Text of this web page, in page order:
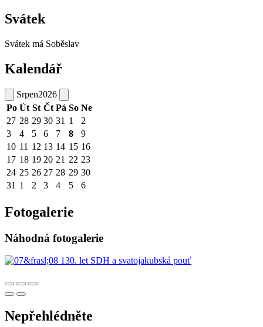
Svátek
Svátek má Soběslav
Kalendář
Srpen2026
Po Út St Čt Pá So Ne
27 28 29 30 31 1
2
3
4 5 6 7 8
9
10 11 12 13 14 15 16
17 18 19 20 21 22 23
24 25 26 27 28 29 30
31 1 2 3 4 5 6
Fotogalerie
Náhodná fotogalerie
Nepřehlédněte